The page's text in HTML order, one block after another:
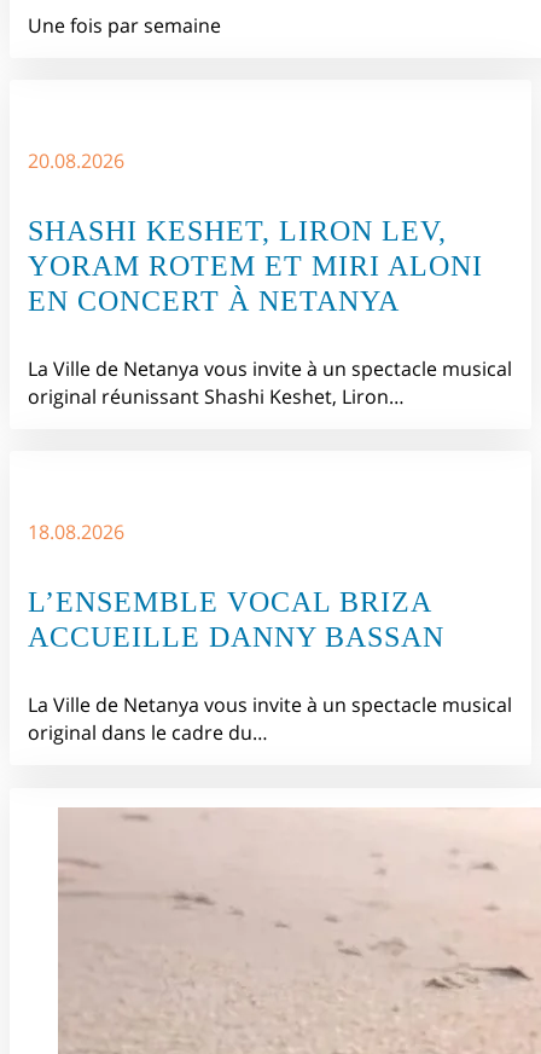
Une fois par semaine
20.08.2026
SHASHI KESHET, LIRON LEV,
YORAM ROTEM ET MIRI ALONI
EN CONCERT À NETANYA
La Ville de Netanya vous invite à un spectacle musical
original réunissant Shashi Keshet, Liron…
18.08.2026
L’ENSEMBLE VOCAL BRIZA
ACCUEILLE DANNY BASSAN
La Ville de Netanya vous invite à un spectacle musical
original dans le cadre du…